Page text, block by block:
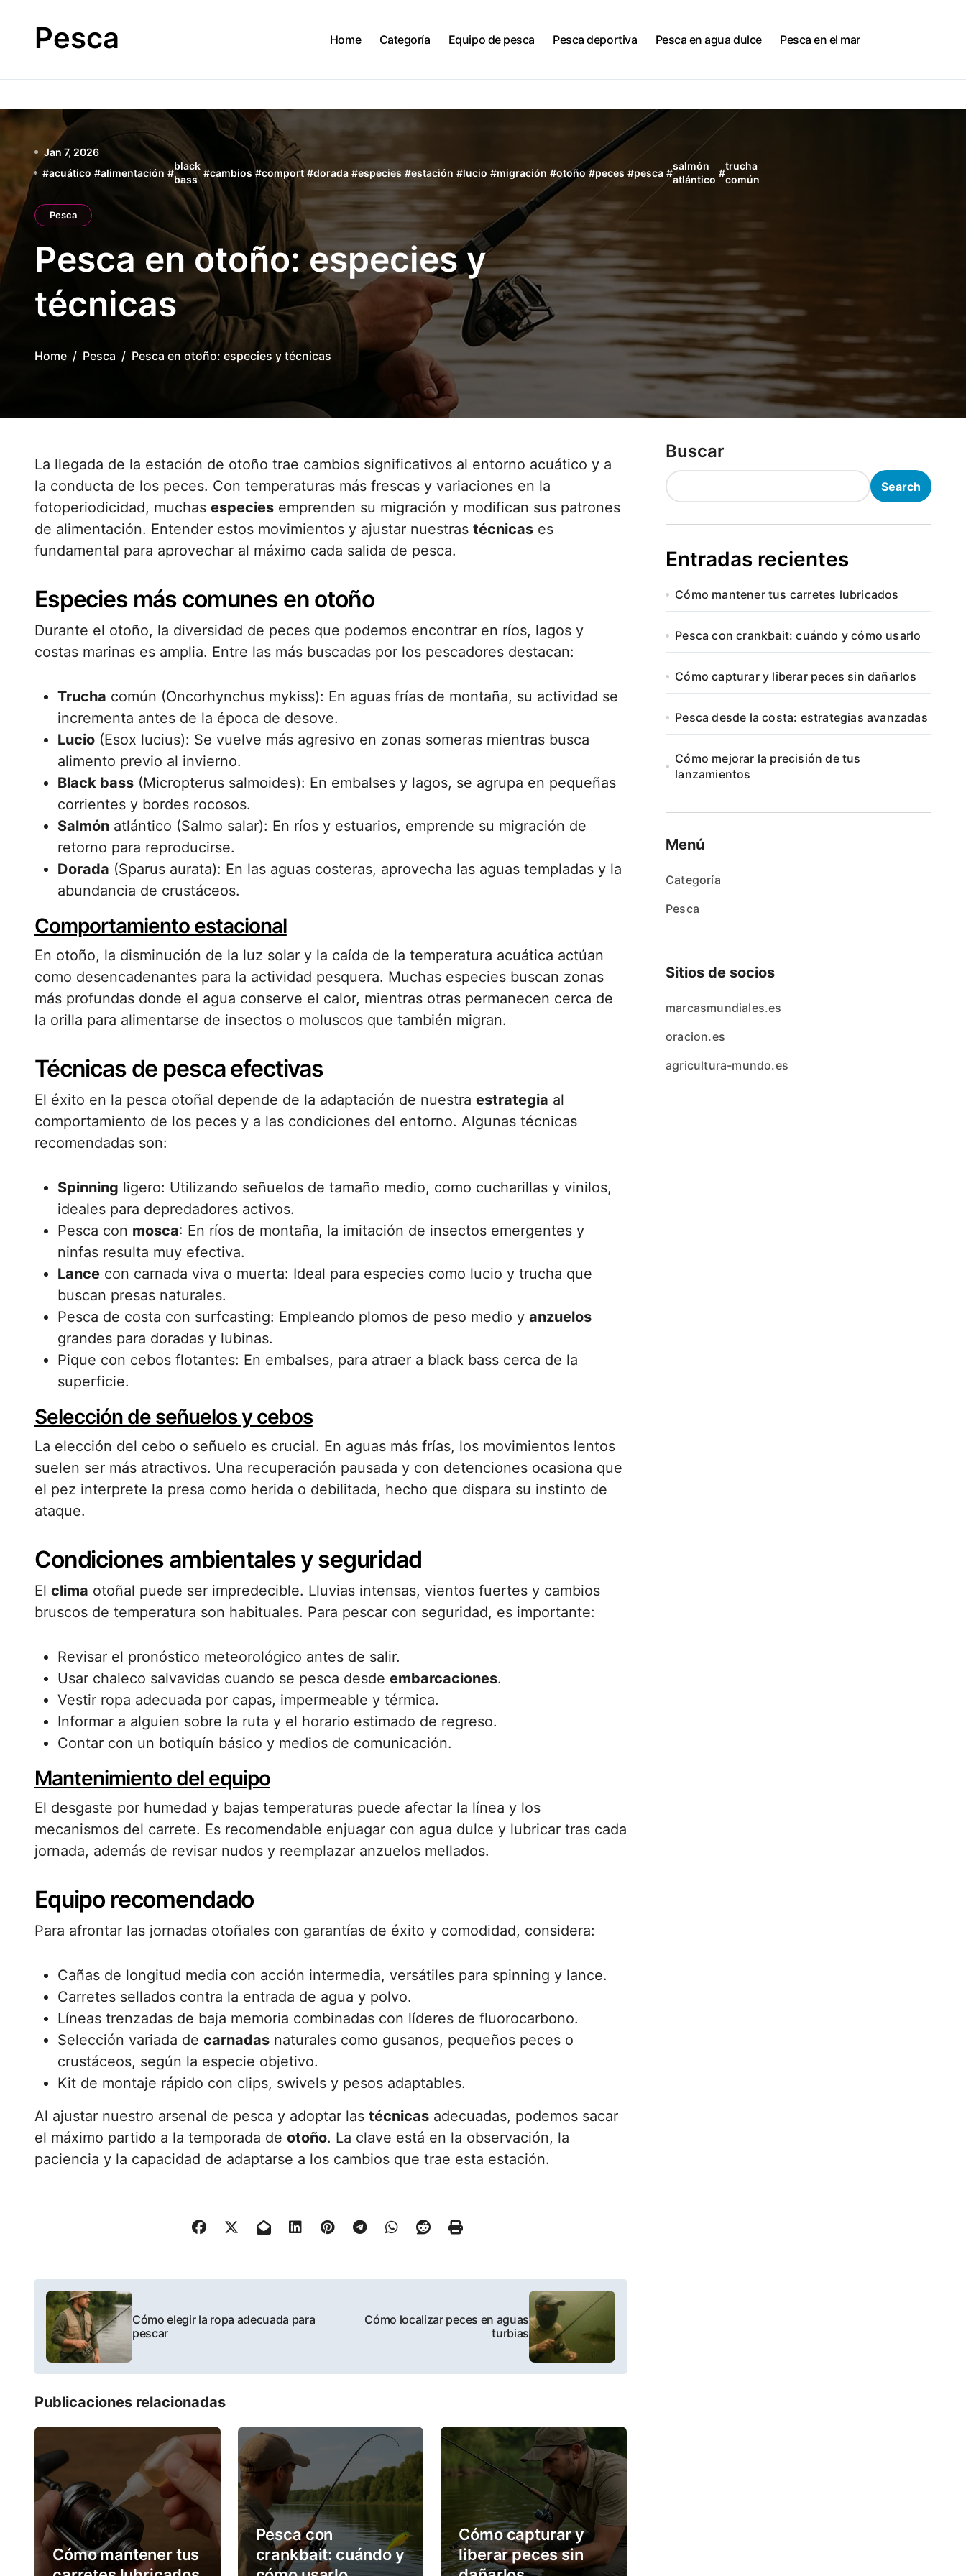
contentPesca Home Categoría Equipo de pesca Pesca deportiva Pesca en agua dulce Pesca en el mar
Jan 7, 2026
#acuático #alimentación #
black
bass
#cambios #comport #dorada #especies #estación #lucio #migración #otoño #peces #pesca #
salmón
atlántico
#
trucha
común
Pesca
Pesca en otoño: especies y
técnicas
Home Pesca Pesca en otoño: especies y técnicas
La llegada de la estación de otoño trae cambios significativos al entorno acuático y a
la conducta de los peces. Con temperaturas más frescas y variaciones en la
fotoperiodicidad, muchas especies emprenden su migración y modifican sus patrones
de alimentación. Entender estos movimientos y ajustar nuestras técnicas es
fundamental para aprovechar al máximo cada salida de pesca.
Especies más comunes en otoño
Durante el otoño, la diversidad de peces que podemos encontrar en ríos, lagos y
costas marinas es amplia. Entre las más buscadas por los pescadores destacan:
Trucha común (Oncorhynchus mykiss): En aguas frías de montaña, su actividad se
incrementa antes de la época de desove.
Lucio (Esox lucius): Se vuelve más agresivo en zonas someras mientras busca
alimento previo al invierno.
Black bass (Micropterus salmoides): En embalses y lagos, se agrupa en pequeñas
corrientes y bordes rocosos.
Salmón atlántico (Salmo salar): En ríos y estuarios, emprende su migración de
retorno para reproducirse.
Dorada (Sparus aurata): En las aguas costeras, aprovecha las aguas templadas y la
abundancia de crustáceos.
Comportamiento estacional
En otoño, la disminución de la luz solar y la caída de la temperatura acuática actúan
como desencadenantes para la actividad pesquera. Muchas especies buscan zonas
más profundas donde el agua conserve el calor, mientras otras permanecen cerca de
la orilla para alimentarse de insectos o moluscos que también migran.
Técnicas de pesca efectivas
El éxito en la pesca otoñal depende de la adaptación de nuestra estrategia al
comportamiento de los peces y a las condiciones del entorno. Algunas técnicas
recomendadas son:
Spinning ligero: Utilizando señuelos de tamaño medio, como cucharillas y vinilos,
ideales para depredadores activos.
Pesca con mosca: En ríos de montaña, la imitación de insectos emergentes y
ninfas resulta muy efectiva.
Lance con carnada viva o muerta: Ideal para especies como lucio y trucha que
buscan presas naturales.
Pesca de costa con surfcasting: Empleando plomos de peso medio y anzuelos
grandes para doradas y lubinas.
Pique con cebos flotantes: En embalses, para atraer a black bass cerca de la
superficie.
Selección de señuelos y cebos
La elección del cebo o señuelo es crucial. En aguas más frías, los movimientos lentos
suelen ser más atractivos. Una recuperación pausada y con detenciones ocasiona que
el pez interprete la presa como herida o debilitada, hecho que dispara su instinto de
ataque.
Condiciones ambientales y seguridad
El clima otoñal puede ser impredecible. Lluvias intensas, vientos fuertes y cambios
bruscos de temperatura son habituales. Para pescar con seguridad, es importante:
Revisar el pronóstico meteorológico antes de salir.
Usar chaleco salvavidas cuando se pesca desde embarcaciones.
Vestir ropa adecuada por capas, impermeable y térmica.
Informar a alguien sobre la ruta y el horario estimado de regreso.
Contar con un botiquín básico y medios de comunicación.
Mantenimiento del equipo
El desgaste por humedad y bajas temperaturas puede afectar la línea y los
mecanismos del carrete. Es recomendable enjuagar con agua dulce y lubricar tras cada
jornada, además de revisar nudos y reemplazar anzuelos mellados.
Equipo recomendado
Para afrontar las jornadas otoñales con garantías de éxito y comodidad, considera:
Cañas de longitud media con acción intermedia, versátiles para spinning y lance.
Carretes sellados contra la entrada de agua y polvo.
Líneas trenzadas de baja memoria combinadas con líderes de fluorocarbono.
Selección variada de carnadas naturales como gusanos, pequeños peces o
crustáceos, según la especie objetivo.
Kit de montaje rápido con clips, swivels y pesos adaptables.
Al ajustar nuestro arsenal de pesca y adoptar las técnicas adecuadas, podemos sacar
el máximo partido a la temporada de otoño. La clave está en la observación, la
paciencia y la capacidad de adaptarse a los cambios que trae esta estación.
P
o
t
n
a
v
i
g
Cómo elegir la ropa adecuada para
pescar
Cómo localizar peces en aguas
turbias
Publicaciones relacionadas
Cómo mantener tus
Pesca con
crankbait: cuándo y
Cómo capturar y
liberar peces sin
Buscar
Search
Entradas recientes
Cómo mantener tus carretes lubricados
Pesca con crankbait: cuándo y cómo usarlo
Cómo capturar y liberar peces sin dañarlos
Pesca desde la costa: estrategias avanzadas
Cómo mejorar la precisión de tus
lanzamientos
Menú
Categoría
Pesca
Sitios de socios
marcasmundiales.es
oracion.es
agricultura-mundo.es